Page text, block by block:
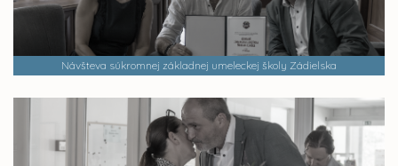
Návšteva súkromnej základnej umeleckej školy Zádielska